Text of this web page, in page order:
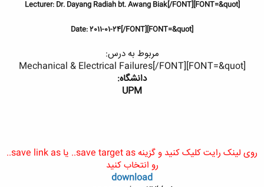
[FONT=&quot]Lecturer: Dr. Dayang Radiah bt. Awang Biak[/FONT]
[FONT=&quot]Date: 2011-01-24[/FONT]
مربوط به درس:
[FONT=&quot]Mechanical & Electrical Failures[/FONT]
دانشگاه:
UPM
روی لینک رایت کلیک کنید و گزینه save target as.. یا save link as..
رو انتخاب کنید
download